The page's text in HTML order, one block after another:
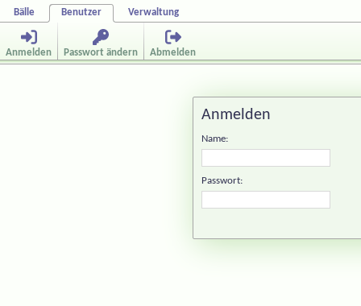
Bälle Benutzer Verwaltung
Anmelden Passwort ändern Abmelden
Anmelden
Name:
Passwort: